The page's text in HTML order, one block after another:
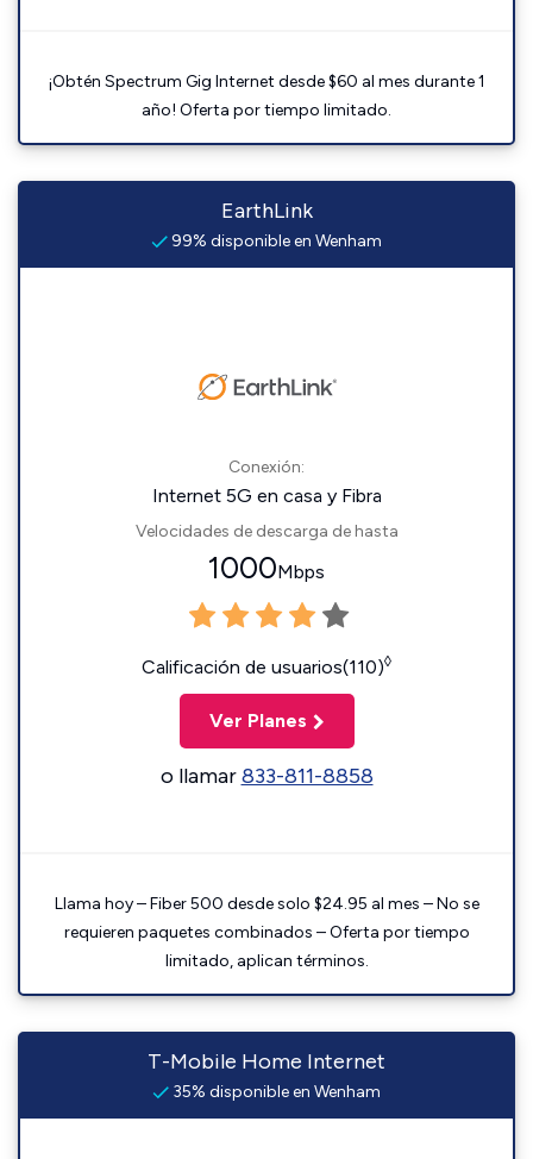
¡Obtén Spectrum Gig Internet desde $60 al mes durante 1
año! Oferta por tiempo limitado.
EarthLink
99% disponible en Wenham
Conexión:
Internet 5G en casa y Fibra
Velocidades de descarga de hasta
1000Mbps
Calificación de usuarios(110)◊
Ver Planes
o llamar833-811-8858
Llama hoy – Fiber 500 desde solo $24.95 al mes – No se
requieren paquetes combinados – Oferta por tiempo
limitado, aplican términos.
T-Mobile Home Internet
35% disponible en Wenham